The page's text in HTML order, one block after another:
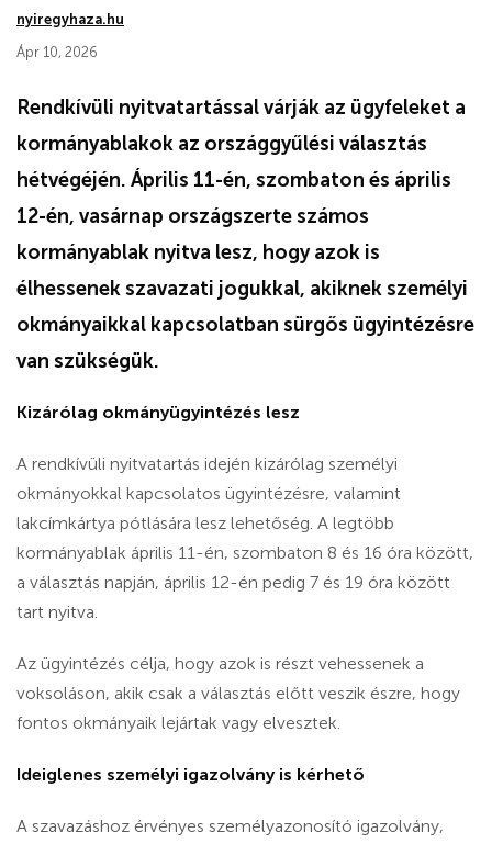
nyiregyhaza.hu
Ápr 10, 2026
Rendkívüli nyitvatartással várják az ügyfeleket a
kormányablakok az országgyűlési választás
hétvégéjén. Április 11-én, szombaton és április
12-én, vasárnap országszerte számos
kormányablak nyitva lesz, hogy azok is
élhessenek szavazati jogukkal, akiknek személyi
okmányaikkal kapcsolatban sürgős ügyintézésre
van szükségük.
Kizárólag okmányügyintézés lesz
A rendkívüli nyitvatartás idején kizárólag személyi
okmányokkal kapcsolatos ügyintézésre, valamint
lakcímkártya pótlására lesz lehetőség. A legtöbb
kormányablak április 11-én, szombaton 8 és 16 óra között,
a választás napján, április 12-én pedig 7 és 19 óra között
tart nyitva.
Az ügyintézés célja, hogy azok is részt vehessenek a
voksoláson, akik csak a választás előtt veszik észre, hogy
fontos okmányaik lejártak vagy elvesztek.
Ideiglenes személyi igazolvány is kérhető
A szavazáshoz érvényes személyazonosító igazolvány,